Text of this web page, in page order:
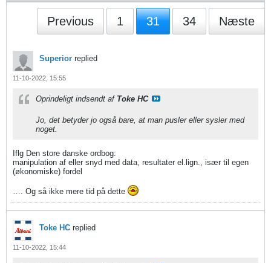
Previous 1 31 34 Næste
Superior replied
11-10-2022, 15:55
Oprindeligt indsendt af Toke HC
Jo, det betyder jo også bare, at man pusler eller sysler med
noget.
Iflg Den store danske ordbog:
manipulation af eller snyd med data, resultater el.lign., især til egen
(økonomiske) fordel
…. Og så ikke mere tid på dette
Toke HC replied
11-10-2022, 15:44